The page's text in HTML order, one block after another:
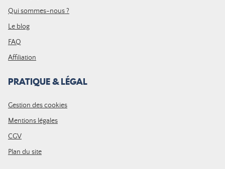
Qui sommes-nous ?
Le blog
FAQ
Affiliation
PRATIQUE & LÉGAL
Gestion des cookies
Mentions légales
CGV
Plan du site